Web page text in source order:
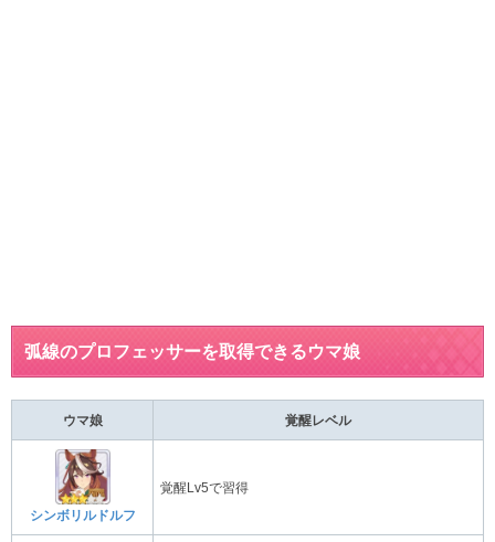
弧線のプロフェッサーを取得できるウマ娘
ウマ娘 覚醒レベル
シンボリルドルフ
覚醒Lv5で習得